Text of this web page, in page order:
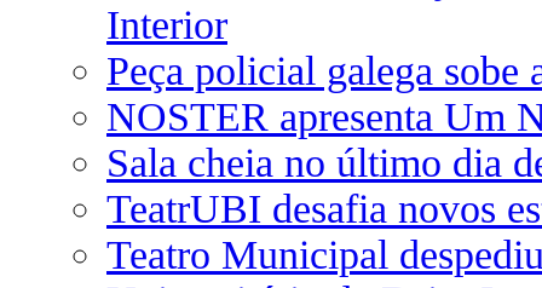
Interior
Peça policial galega sobe
NOSTER apresenta Um
Sala cheia no último dia
TeatrUBI desafia novos
Teatro Municipal